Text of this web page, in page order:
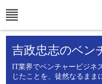
吉政忠志のベン
IT業界でベンチャービジネ
じたことを、徒然なるまま